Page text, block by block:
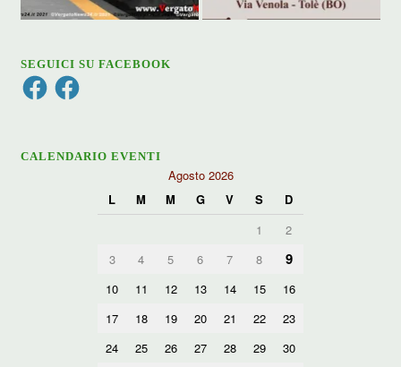
SEGUICI SU FACEBOOK
FacebookFacebook
CALENDARIO EVENTI
Agosto 2026
L
M M G V S
D
1
2
3
4 5 6 7 8 9
10 11 12 13 14 15
16
17
18 19 20 21 22
23
24
25 26 27 28 29
30